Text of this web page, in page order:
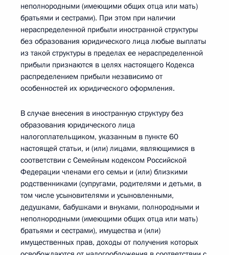
неполнородными (имеющими общих отца или мать)
братьями и сестрами). При этом при наличии
нераспределенной прибыли иностранной структуры
без образования юридического лица любые выплаты
из такой структуры в пределах ее нераспределенной
прибыли признаются в целях настоящего Кодекса
распределением прибыли независимо от
особенностей их юридического оформления.
В случае внесения в иностранную структуру без
образования юридического лица
налогоплательщиком, указанным в пункте 60
настоящей статьи, и (или) лицами, являющимися в
соответствии с Семейным кодексом Российской
Федерации членами его семьи и (или) близкими
родственниками (супругами, родителями и детьми, в
том числе усыновителями и усыновленными,
дедушками, бабушками и внуками, полнородными и
неполнородными (имеющими общих отца или мать)
братьями и сестрами), имущества и (или)
имущественных прав, доходы от получения которых